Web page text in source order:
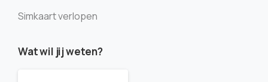
Simkaart verlopen
Wat wil jij weten?